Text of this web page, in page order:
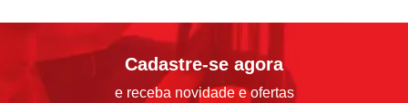
Cadastre-se agora
e receba novidade e ofertas